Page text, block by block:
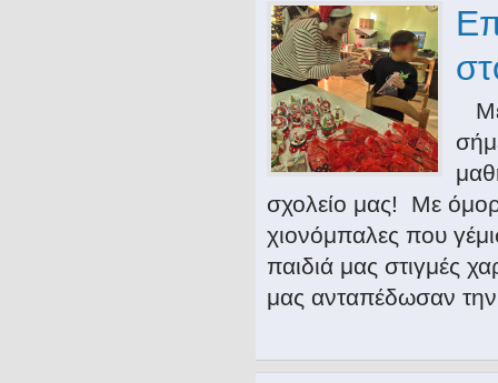
σχολείο μας! Με
χιονόμπαλες που
παιδιά μας στιγμές
μας ανταπέδωσαν